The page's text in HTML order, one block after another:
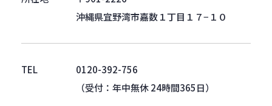
沖縄県宜野湾市嘉数１丁目１７−１０
TEL
0120-392-756
（受付：年中無休 24時間365日）